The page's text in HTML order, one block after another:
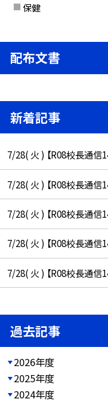
保健
配布文書
新着記事
7/28( 火 ) 【R08校長通信
7/28( 火 ) 【R08校長通信
7/28( 火 ) 【R08校長通信
7/28( 火 ) 【R08校長通信
7/28( 火 ) 【R08校長通信
過去記事
2026年度
2025年度
2024年度